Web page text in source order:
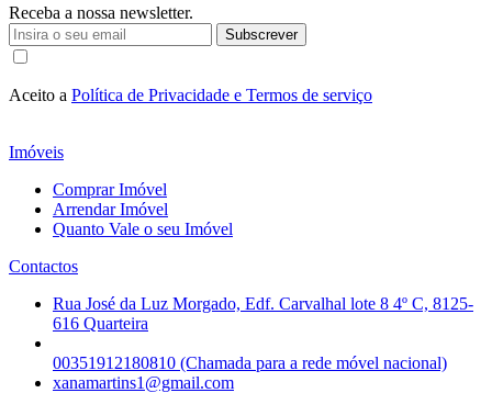
Receba a nossa newsletter.
Subscrever
Aceito a Política de Privacidade e Termos de serviço
Imóveis
Comprar Imóvel
Arrendar Imóvel
Quanto Vale o seu Imóvel
Contactos
Rua José da Luz Morgado, Edf. Carvalhal lote 8 4º C, 8125-
616 Quarteira
00351912180810 (Chamada para a rede móvel nacional)
xanamartins1@gmail.com